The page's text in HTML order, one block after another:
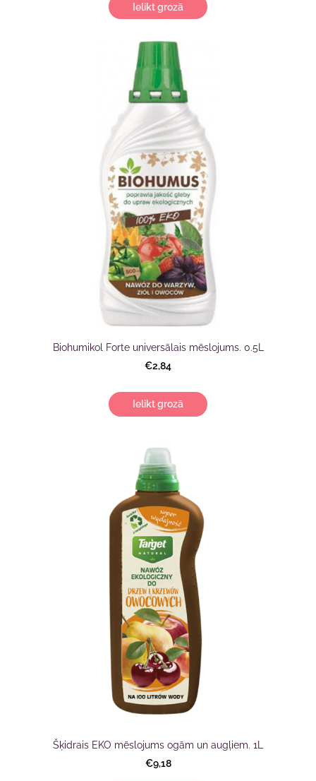
Ielikt grozā
Biohumikol Forte universālais mēslojums. 0.5L
€2,84
Ielikt grozā
Šķidrais EKO mēslojums ogām un augļiem. 1L
€9,18